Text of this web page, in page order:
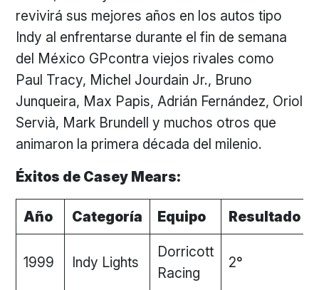
revivirá sus mejores años en los autos tipo
Indy al enfrentarse durante el fin de semana
del México GPcontra viejos rivales como
Paul Tracy, Michel Jourdain Jr., Bruno
Junqueira, Max Papis, Adrián Fernández, Oriol
Servià, Mark Brundell y muchos otros que
animaron la primera década del milenio.
Éxitos de Casey Mears:
Año Categoría Equipo Resultado
1999 Indy Lights
Dorricott
Racing
2°